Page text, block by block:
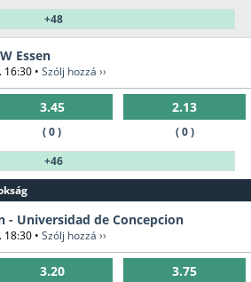
+48
Essen
16:30 • Szólj hozzá ››
3.45
( 0 )
2.13
( 0 )
+46
- Universidad de Concepcion
18:30 • Szólj hozzá ››
3.20 3.75